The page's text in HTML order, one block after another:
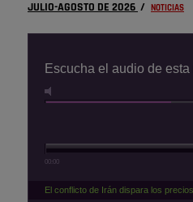
JULIO-AGOSTO DE 2026 / NOTICIAS
Escucha el audio de esta
00:00
El conflicto de Irán dispara los